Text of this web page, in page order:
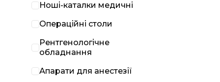
Ноші-каталки медичні
Операційні столи
Рентгенологічне
обладнання
Апарати для анестезії